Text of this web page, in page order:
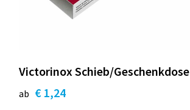
Victorinox Schieb/Geschenkdose
ab € 1,24